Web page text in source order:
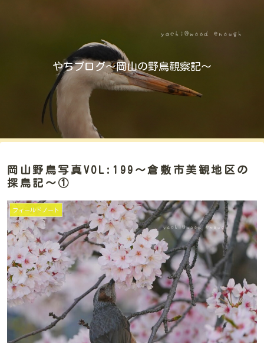
やちブログ～岡山の野鳥観察記～
岡山野鳥写真VOL:199～倉敷市美観地区の
探鳥記～①
フィールドノート